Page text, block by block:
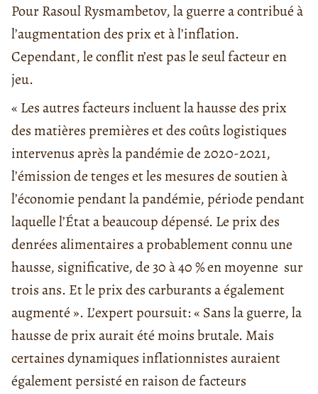
Pour Rasoul Rysmambetov, la guerre a contribué à
l’augmentation des prix et à l’inflation.
Cependant, le conflit n’est pas le seul facteur en
jeu.
« Les autres facteurs incluent la hausse des prix
des matières premières et des coûts logistiques
intervenus après la pandémie de 2020-2021,
l’émission de tenges et les mesures de soutien à
l’économie pendant la pandémie, période pendant
laquelle l’État a beaucoup dépensé. Le prix des
denrées alimentaires a probablement connu une
hausse, significative, de 30 à 40 % en moyenne sur
trois ans. Et le prix des carburants a également
augmenté ». L’expert poursuit: « Sans la guerre, la
hausse de prix aurait été moins brutale. Mais
certaines dynamiques inflationnistes auraient
également persisté en raison de facteurs